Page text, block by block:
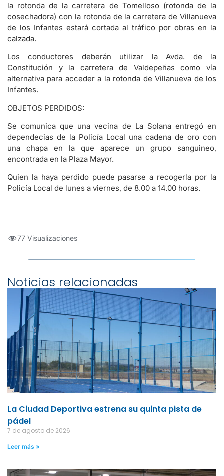
la rotonda de la carretera de Tomelloso (rotonda de la
cosechadora) con la rotonda de la carretera de Villanueva
de los Infantes estará cortada al tráfico por obras en la
calzada.
Los conductores deberán utilizar la Avda. de la
Constitución y la carretera de Valdepeñas como vía
alternativa para acceder a la rotonda de Villanueva de los
Infantes.
OBJETOS PERDIDOS:
Se comunica que una vecina de La Solana entregó en
dependecias de la Policía Local una cadena de oro con
una chapa en la que aparece un grupo sanguineo,
encontrada en la Plaza Mayor.
Quien la haya perdido puede pasarse a recogerla por la
Policía Local de lunes a viernes, de 8.00 a 14.00 horas.
77 Visualizaciones
Noticias relacionadas
La Ciudad Deportiva estrena su quinta pista de
pádel
7 de agosto de 2026
Leer más »